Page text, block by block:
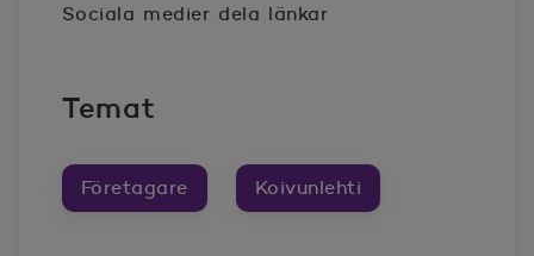
Sociala medier dela länkar
Temat
Företagare Koivunlehti